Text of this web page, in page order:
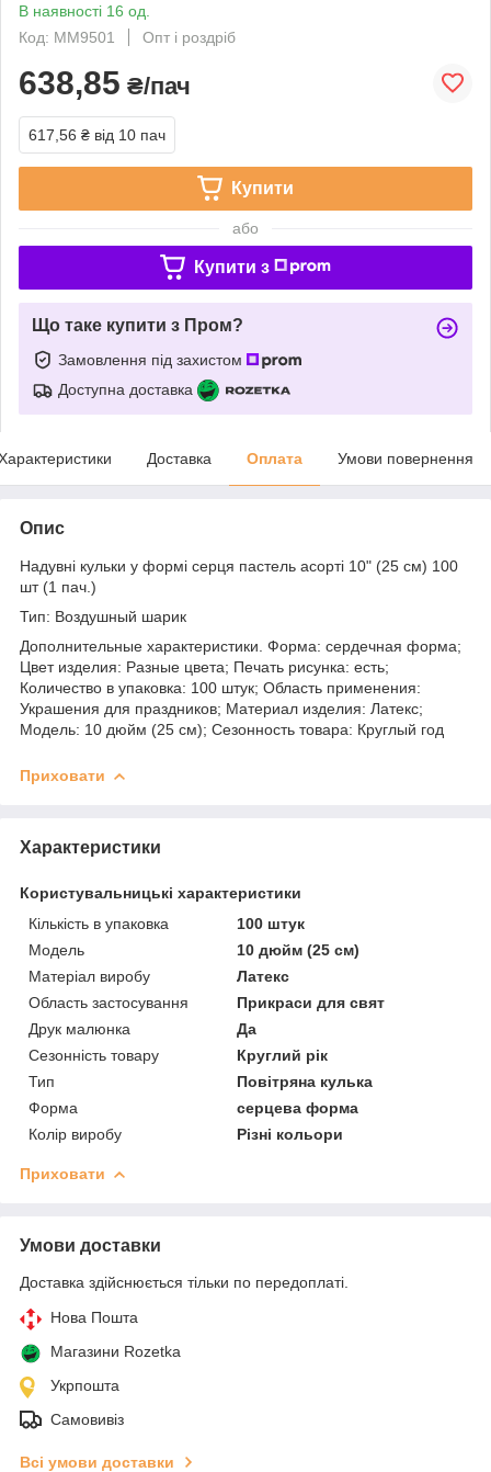
В наявності 16 од.
Код: ММ9501
Опт і роздріб
638,85 ₴/пач
617,56 ₴ від 10 пач
Купити
або
Купити з
Що таке купити з Пром?
Замовлення під захистом
Доступна доставка
Доставка Оплата Умови повернення
Опис
Надувні кульки у формі серця пастель асорті 10" (25 см) 100
шт (1 пач.)
Тип: Воздушный шарик
Дополнительные характеристики. Форма: сердечная форма;
Цвет изделия: Разные цвета; Печать рисунка: есть;
Количество в упаковка: 100 штук; Область применения:
Украшения для праздников; Материал изделия: Латекс;
Модель: 10 дюйм (25 см); Сезонность товара: Круглый год
Приховати
Характеристики
Користувальницькі характеристики
Кількість в упаковка
100 штук
Мoдель
10 дюйм (25 см)
Матеріал виробу
Латекс
Область застосування
Прикраси для свят
Друк малюнка
Да
Сезонність товару
Круглий рік
Тип
Повітряна кулька
Форма
серцева форма
Колір виробу
Різні кольори
Приховати
Умови доставки
Доставка здійснюється тільки по передоплаті.
Нова Пошта
Магазини Rozetka
Укрпошта
Самовивіз
Всі умови доставки